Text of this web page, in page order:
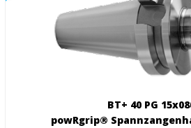
BT+ 40 PG
powRgrip®